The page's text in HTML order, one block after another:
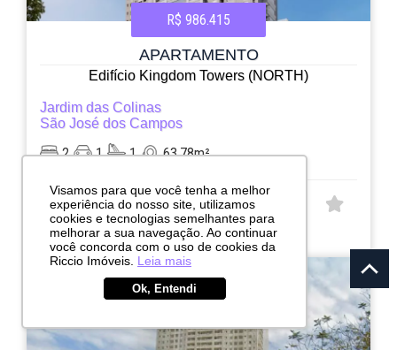
R$ 986.415
APARTAMENTO
Edifício Kingdom Towers (NORTH)
Jardim das Colinas
São José dos Campos
2 1 1 63.78m²
CÓD:
RI11395
Avenida Major Miguel Naked, 1112
Visamos para que você tenha a melhor
experiência do nosso site, utilizamos
cookies e tecnologias semelhantes para
melhorar a sua navegação. Ao continuar
você concorda com o uso de cookies da
Riccio Imóveis. Leia mais
Ok, Entendi